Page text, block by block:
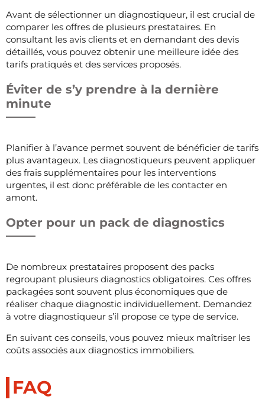
Avant de sélectionner un diagnostiqueur, il est crucial de
comparer les offres de plusieurs prestataires. En
consultant les avis clients et en demandant des devis
détaillés, vous pouvez obtenir une meilleure idée des
tarifs pratiqués et des services proposés.
Éviter de s’y prendre à la dernière
minute
Planifier à l’avance permet souvent de bénéficier de tarifs
plus avantageux. Les diagnostiqueurs peuvent appliquer
des frais supplémentaires pour les interventions
urgentes, il est donc préférable de les contacter en
amont.
Opter pour un pack de diagnostics
De nombreux prestataires proposent des packs
regroupant plusieurs diagnostics obligatoires. Ces offres
packagées sont souvent plus économiques que de
réaliser chaque diagnostic individuellement. Demandez
à votre diagnostiqueur s’il propose ce type de service.
En suivant ces conseils, vous pouvez mieux maîtriser les
coûts associés aux diagnostics immobiliers.
FAQ